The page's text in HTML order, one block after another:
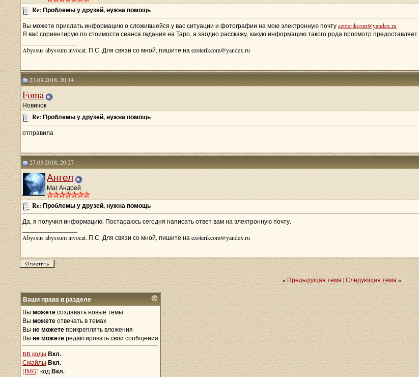
Re: Проблемы у друзей, нужна помощь
Вы можете прислать информацию о сложившейся у вас ситуации и фотографии на мою электронную почтуezoterikcom@yandex.ru
Я вас сориентирую по стоимости сеанса гадания на Таро, а заодно расскажу, какую информацию такого рода просмотр предоставляет.
Abyssus abyssum invocat. П.С. Для связи со мной, пишите на ezoterikcom@yandex.ru
27.03.2018, 20:14
Foma
Новичок
Re: Проблемы у друзей, нужна помощь
отправила
27.03.2018, 20:27
Ангел
Маг Андрей
Re: Проблемы у друзей, нужна помощь
Да, я получил информацию. Постараюсь сегодня написать ответ вам на электронную почту.
Abyssus abyssum invocat. П.С. Для связи со мной, пишите на ezoterikcom@yandex.ru
«Предыдущая тема|Следующая тема»
Ваши права в разделе
Вы можетесоздавать новые темы
Вы можетеотвечать в темах
Вы не можетеприкреплять вложения
Вы не можетередактировать свои сообщения
BB коды Вкл.
Смайлы Вкл.
[IMG] код Вкл.